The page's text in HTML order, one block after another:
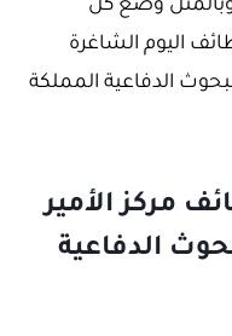
وبالمثل وضع كل
اليوم الشاغرة
الدفاعية المملكة
مركز الأمير
الدفاعية